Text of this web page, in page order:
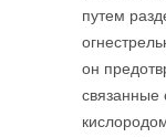
путем
он
связанные